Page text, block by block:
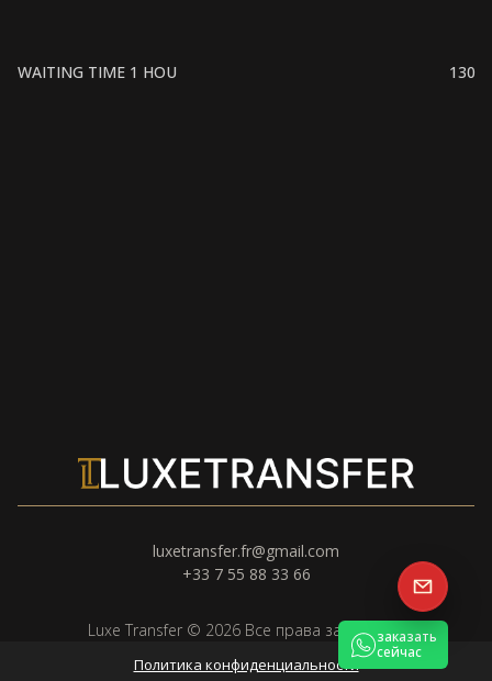
WAITING TIME 1 HOU 130
luxetransfer.fr@gmail.com
+33 7 55 88 33 66
Luxe Transfer © 2026 Все права защищены
Политика конфиденциальности
заказать
сейчас